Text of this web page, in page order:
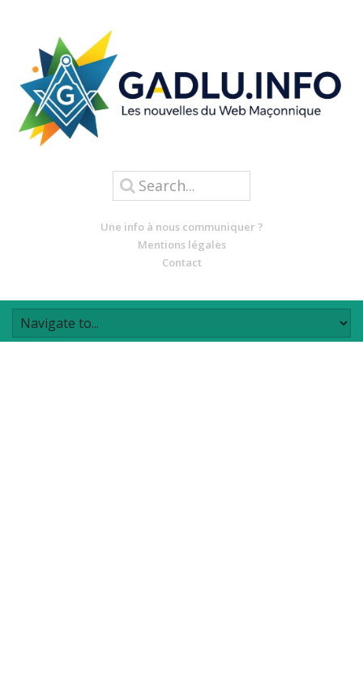
Une info à nous communiquer ?
Mentions légales
Contact